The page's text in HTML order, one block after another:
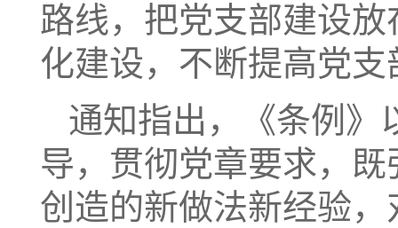
路线，把党支部建设
化建设，不断提高党
通知指出，《条例》
导，贯彻党章要求，
创造的新做法新经验